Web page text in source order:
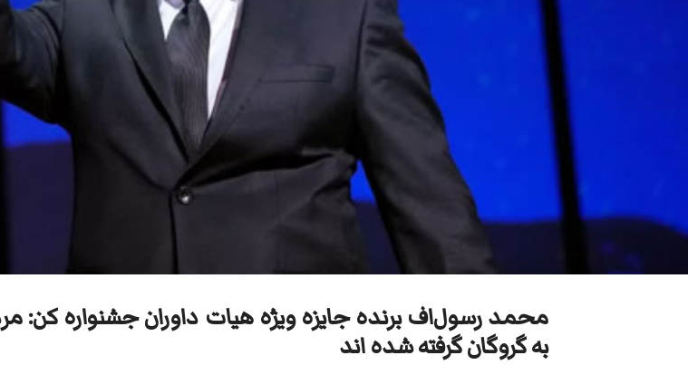
محمد رسول‌اف برنده جایزه ویژه هیات داوران جشنواره کن:
به گروگان گرفته شده اند